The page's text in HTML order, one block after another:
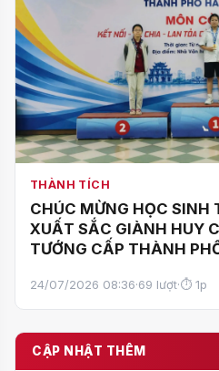
THÀNH TÍCH
CHÚC MỪNG HỌC SINH
XUẤT SẮC GIÀNH HUY
TƯỚNG CẤP THÀNH
24/07/2026 08:36·69 lượt·⏱ 1p
CẬP NHẬT THÊM